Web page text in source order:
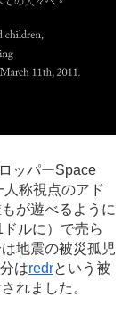
ッパーSpace
称視点のアド
が遊べるように
ルに）で売ら
地震の被災孤児
はredrという被
れました。